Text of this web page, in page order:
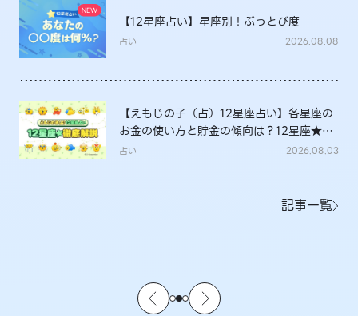
【12星座占い】星座別！ぶっとび度
占い 2026.08.08
【えもじの子（占）12星座占い】各星座の
お金の使い方と貯金の傾向は？12星座★徹
底解説
占い 2026.08.03
記事一覧